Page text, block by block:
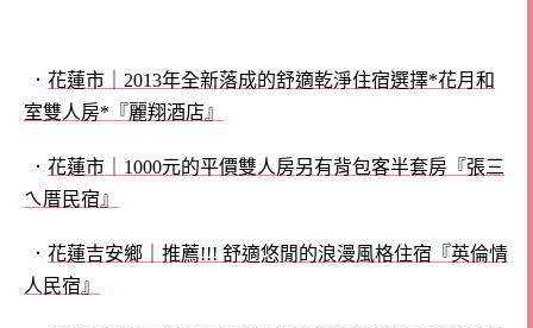
． 花蓮市｜2013年全新落成的舒適乾淨住宿選擇*花月和
室雙人房*『麗翔酒店』
． 花蓮市｜1000元的平價雙人房另有背包客半套房『張三
ㄟ厝民宿』
． 花蓮吉安鄉｜推薦!!! 舒適悠閒的浪漫風格住宿『英倫情
人民宿』